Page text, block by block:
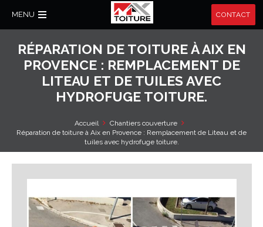
MENU CONTACT
RÉPARATION DE TOITURE À AIX EN
PROVENCE : REMPLACEMENT DE
LITEAU ET DE TUILES AVEC
HYDROFUGE TOITURE.
Accueil
Chantiers couverture
Réparation de toiture à Aix en Provence : Remplacement de Liteau et de
tuiles avec hydrofuge toiture.